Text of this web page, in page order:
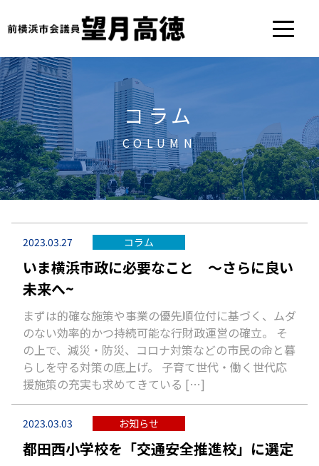
コラム
COLUMN
2023.03.27 コラム
いま横浜市政に必要なこと ～さらに良い
未来へ~
まずは的確な施策や事業の優先順位付に基づく、ムダ
のない効率的かつ持続可能な行財政運営の確立。 そ
の上で、減災・防災、コロナ対策などの市民の命と暮
らしを守る対策の底上げ。 子育て世代・働く世代応
援施策の充実も求めてきている […]
2023.03.03 お知らせ
都田西小学校を「交通安全推進校」に選定